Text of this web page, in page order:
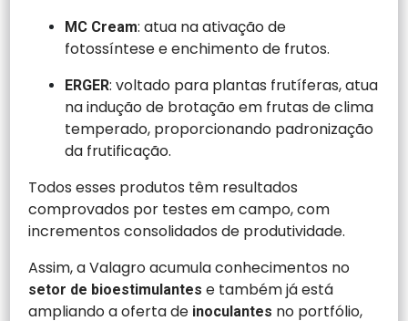
MC Cream: atua na ativação de
fotossíntese e enchimento de frutos.
ERGER: voltado para plantas frutíferas, atua
na indução de brotação em frutas de clima
temperado, proporcionando padronização
da frutificação.
Todos esses produtos têm resultados
comprovados por testes em campo, com
incrementos consolidados de produtividade.
Assim, a Valagro acumula conhecimentos no
setor de bioestimulantes e também já está
ampliando a oferta de inoculantes no portfólio,